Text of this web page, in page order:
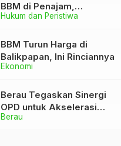
Hukum dan Peristiwa
BBM di Penajam,
Anaknya Patah Kaki
Ekonomi
BBM Turun Harga di
Balikpapan, Ini Rinciannya
Berau
Berau Tegaskan Sinergi
OPD untuk Akselerasi
Pembangunan